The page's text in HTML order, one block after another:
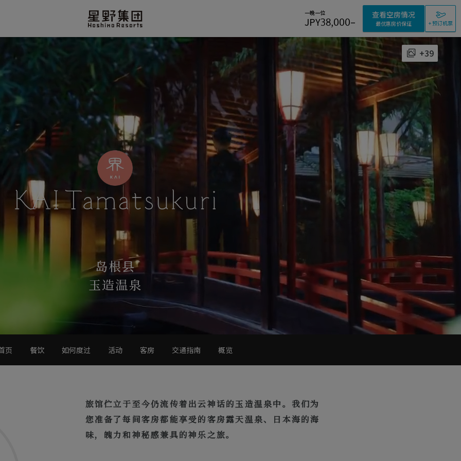
一晚一位
JPY38,000–
查看空房情况
最优惠房价保证 + 预订机票
岛根县
玉造温泉
+39
页 餐饮 如何度过 活动 客房 交通指南 概览
旅馆伫立于至今仍流传着出云神话的玉造温泉中。我们为
您准备了每间客房都能享受的客房露天温泉、日本海的海
味，魄力和神秘感兼具的神乐之旅。